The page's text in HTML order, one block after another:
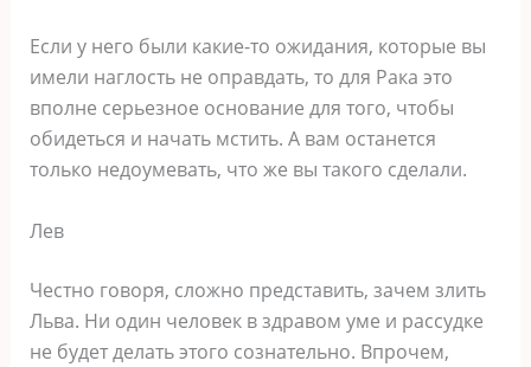
Если у него были какие-то ожидания, которые вы
имели наглость не оправдать, то для Рака это
вполне серьезное основание для того, чтобы
обидеться и начать мстить. А вам останется
только недоумевать, что же вы такого сделали.
Лев
Честно говоря, сложно представить, зачем злить
Льва. Ни один человек в здравом уме и рассудке
не будет делать этого сознательно. Впрочем,